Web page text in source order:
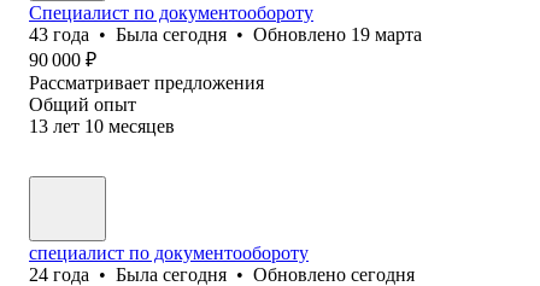
Специалист по документообороту
43 года • Была сегодня • Обновлено 19 марта
90 000 ₽
Рассматривает предложения
Общий опыт
13 лет 10 месяцев
специалист по документообороту
24 года • Была сегодня • Обновлено сегодня